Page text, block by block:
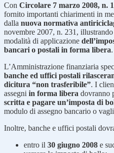
Con Circolare 7 marzo 2008, n.
fornito importanti chiarimenti in
dalla nuova normativa
novembre 2007, n. 231,
modalità di applicazione
bancari o postali in forma libera.
L’Amministrazione finanziaria
banche ed uffici postali
dicitura “non trasferibile”. I
assegni in forma libera dovranno
scritta e pagare un’imposta di
modulo di assegno bancario o
Inoltre, banche e uffici postali
entro il 30 giugno 2008 e